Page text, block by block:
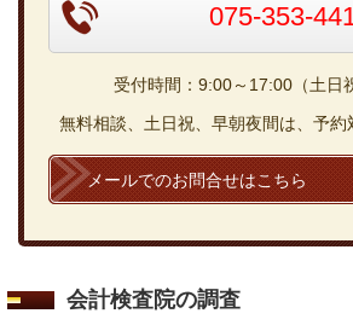
075-353-
受付時間：9:00～17:00（土日
無料相談、土日祝、早朝夜間は、予約
メールでのお問合せはこちら
会計検査院の調査